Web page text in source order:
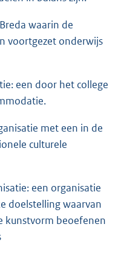
waarin de
voortgezet onderwijs
een door het college
met een in de
culturele
een organisatie
doelstelling waarvan
kunstvorm beoefenen